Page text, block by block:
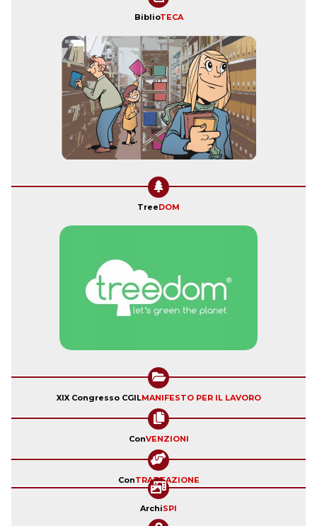
BiblioTECA
TreeDOM
XIX Congresso CGILMANIFESTO PER IL LAVORO
ConVENZIONI
ConTRATTAZIONE
ArchiSPI